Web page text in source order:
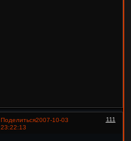
Поделиться 111
2007-10-03
23:22:13